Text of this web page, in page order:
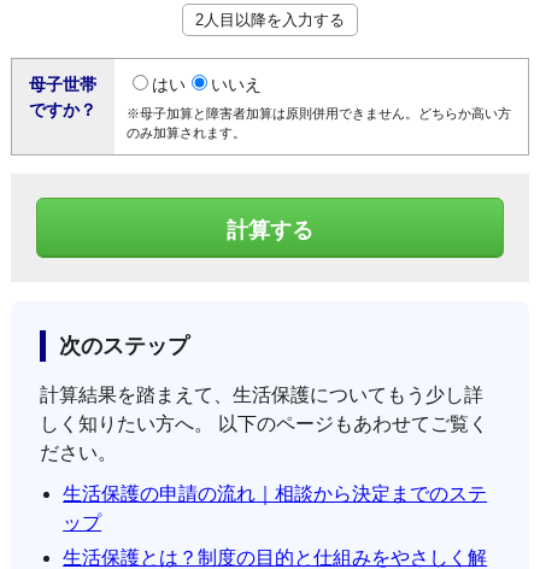
2人目以降を入力する
母子世帯
ですか？
はい いいえ
※母子加算と障害者加算は原則併用できません。どちらか高い方
のみ加算されます。
次のステップ
計算結果を踏まえて、生活保護についてもう少し詳
しく知りたい方へ。 以下のページもあわせてご覧く
ださい。
生活保護の申請の流れ｜相談から決定までのステ
ップ
生活保護とは？制度の目的と仕組みをやさしく解